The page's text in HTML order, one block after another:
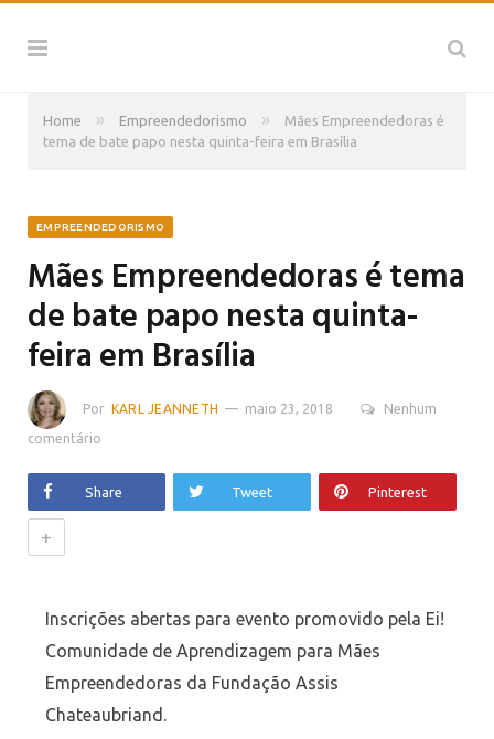
Home » Empreendedorismo »
Mães Empreendedoras é
tema de bate papo nesta quinta-feira em Brasília
EMPREENDEDORISMO
Mães Empreendedoras é tema
de bate papo nesta quinta-
feira em Brasília
Por KARL JEANNETH maio 23, 2018 Nenhum
comentário
Share Tweet Pinterest
+
Inscrições abertas para evento promovido pela Ei!
Comunidade de Aprendizagem para Mães
Empreendedoras da Fundação Assis
Chateaubriand.